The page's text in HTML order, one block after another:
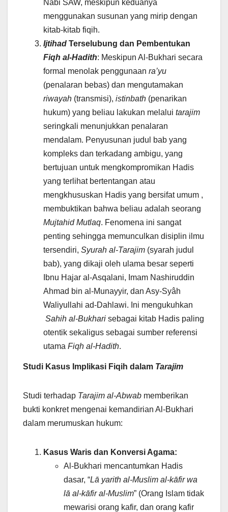
Nabi SAW, meskipun keduanya
menggunakan susunan yang mirip dengan
kitab-kitab fiqih.
Ijtihad Terselubung dan Pembentukan
Fiqh al-Hadith: Meskipun Al-Bukhari secara
formal menolak penggunaan ra’yu
(penalaran bebas) dan mengutamakan
riwayah (transmisi), istinbath (penarikan
hukum) yang beliau lakukan melalui tarajim
seringkali menunjukkan penalaran
mendalam. Penyusunan judul bab yang
kompleks dan terkadang ambigu, yang
bertujuan untuk mengkompromikan Hadis
yang terlihat bertentangan atau
mengkhususkan Hadis yang bersifat umum ,
membuktikan bahwa beliau adalah seorang
Mujtahid Mutlaq. Fenomena ini sangat
penting sehingga memunculkan disiplin ilmu
tersendiri, Syurah al-Tarajim (syarah judul
bab), yang dikaji oleh ulama besar seperti
Ibnu Hajar al-Asqalani, Imam Nashiruddin
Ahmad bin al-Munayyir, dan Asy-Syâh
Waliyullahi ad-Dahlawi. Ini mengukuhkan
Sahih al-Bukhari sebagai kitab Hadis paling
otentik sekaligus sebagai sumber referensi
utama Fiqh al-Hadith.
Studi Kasus Implikasi Fiqih dalam Tarajim
Studi terhadap Tarajim al-Abwab memberikan
bukti konkret mengenai kemandirian Al-Bukhari
dalam merumuskan hukum:
Kasus Waris dan Konversi Agama:
Al-Bukhari mencantumkan Hadis
dasar, “Lā yarith al-Muslim al-kāfir wa
lā al-kāfir al-Muslim” (Orang Islam tidak
mewarisi orang kafir, dan orang kafir